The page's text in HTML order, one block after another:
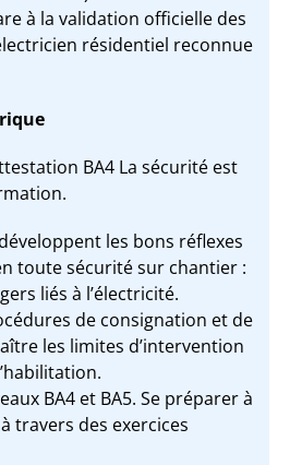
à la validation officielle des
résidentiel reconnue
BA4 La sécurité est
les bons réflexes
toute sécurité sur chantier :
liés à l’électricité.
de consignation et de
les limites d’intervention
BA4 et BA5. Se préparer à
travers des exercices